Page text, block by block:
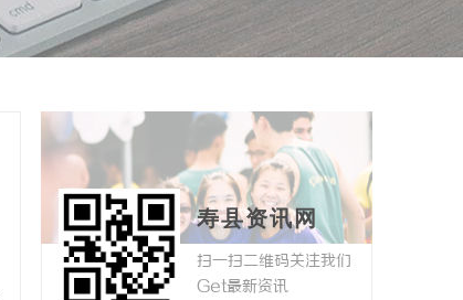
寿县资讯网
扫一扫二维码关注我们
Get最新资讯